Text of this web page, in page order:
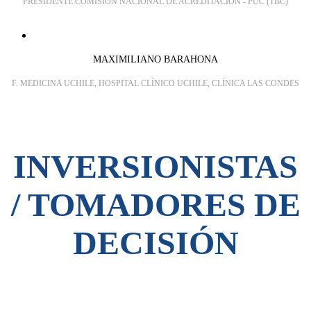
MAXIMILIANO BARAHONA
F. MEDICINA UCHILE, HOSPITAL CLÍNICO UCHILE, CLÍNICA LAS CONDES
INVERSIONISTAS
/ TOMADORES DE
DECISIÓN